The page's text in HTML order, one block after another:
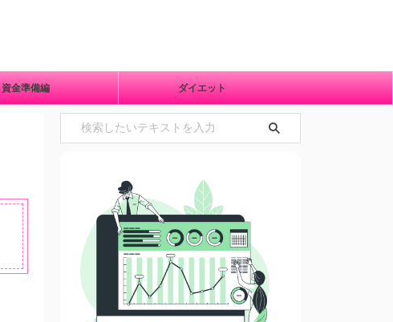
資金準備編 ダイエット